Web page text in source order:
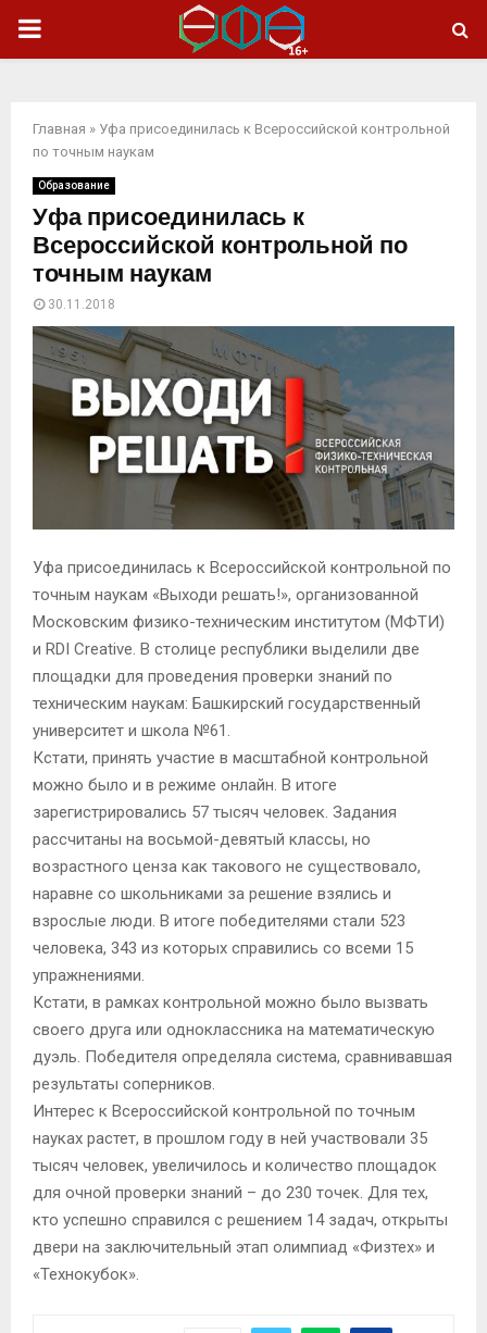
ОСНОВНОЕ
Главная » Уфа присоединилась к Всероссийской контрольной
по точным наукам
Образование
Уфа присоединилась к
Всероссийской контрольной по
точным наукам
30.11.2018
Уфа присоединилась к Всероссийской контрольной по
точным наукам «Выходи решать!», организованной
Московским физико-техническим институтом (МФТИ)
и RDI Creative. В столице республики выделили две
площадки для проведения проверки знаний по
техническим наукам: Башкирский государственный
университет и школа №61.
Кстати, принять участие в масштабной контрольной
можно было и в режиме онлайн. В итоге
зарегистрировались 57 тысяч человек. Задания
рассчитаны на восьмой-девятый классы, но
возрастного ценза как такового не существовало,
наравне со школьниками за решение взялись и
взрослые люди. В итоге победителями стали 523
человека, 343 из которых справились со всеми 15
упражнениями.
Кстати, в рамках контрольной можно было вызвать
своего друга или одноклассника на математическую
дуэль. Победителя определяла система, сравнивавшая
результаты соперников.
Интерес к Всероссийской контрольной по точным
науках растет, в прошлом году в ней участвовали 35
тысяч человек, увеличилось и количество площадок
для очной проверки знаний – до 230 точек. Для тех,
кто успешно справился с решением 14 задач, открыты
двери на заключительный этап олимпиад «Физтех» и
«Технокубок».